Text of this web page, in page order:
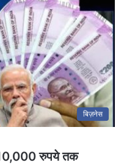
बिज़नेस
रुपये तक